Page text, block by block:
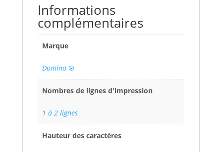
Informations
complémentaires
Marque
Domino ®
Nombres de lignes d'impression
1 à 2 lignes
Hauteur des caractères